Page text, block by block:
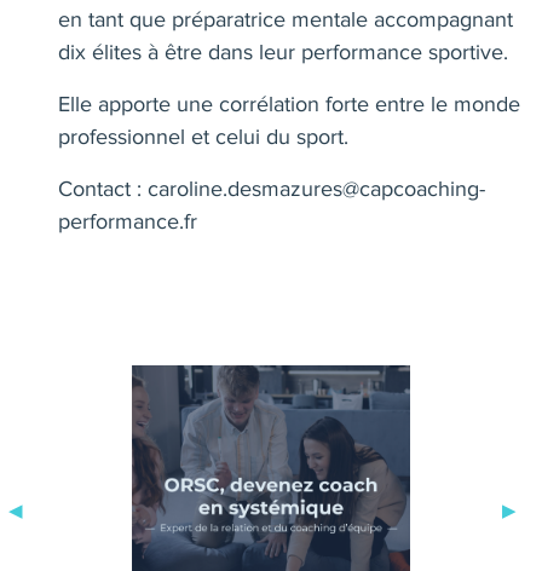
en tant que préparatrice mentale accompagnant
dix élites à être dans leur performance sportive.
Elle apporte une corrélation forte entre le monde
professionnel et celui du sport.
Contact : caroline.desmazures@capcoaching-
performance.fr